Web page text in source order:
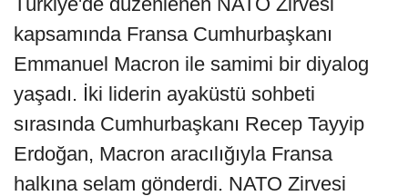
kapsamında Fransa Cumhurbaşkanı
Emmanuel Macron ile samimi bir diyalog
yaşadı. İki liderin ayaküstü sohbeti
sırasında Cumhurbaşkanı Recep Tayyip
Erdoğan, Macron aracılığıyla Fransa
halkına selam gönderdi. NATO Zirvesi